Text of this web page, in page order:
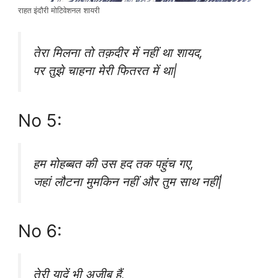
राहत इंदौरी मोटिवेशनल शायरी
तेरा मिलना तो तक़दीर में नहीं था शायद,
पर तुझे चाहना मेरी फितरत में था|
No 5:
हम मोहब्बत की उस हद तक पहुंच गए,
जहां लौटना मुमकिन नहीं और तुम साथ नहीं|
No 6:
तेरी यादें भी अजीब हैं,